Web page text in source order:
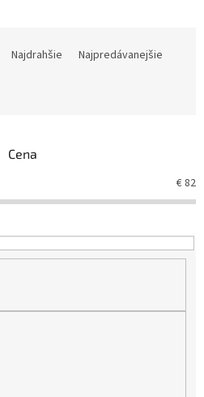
Najdrahšie
Najpredávanejšie
Cena
€82